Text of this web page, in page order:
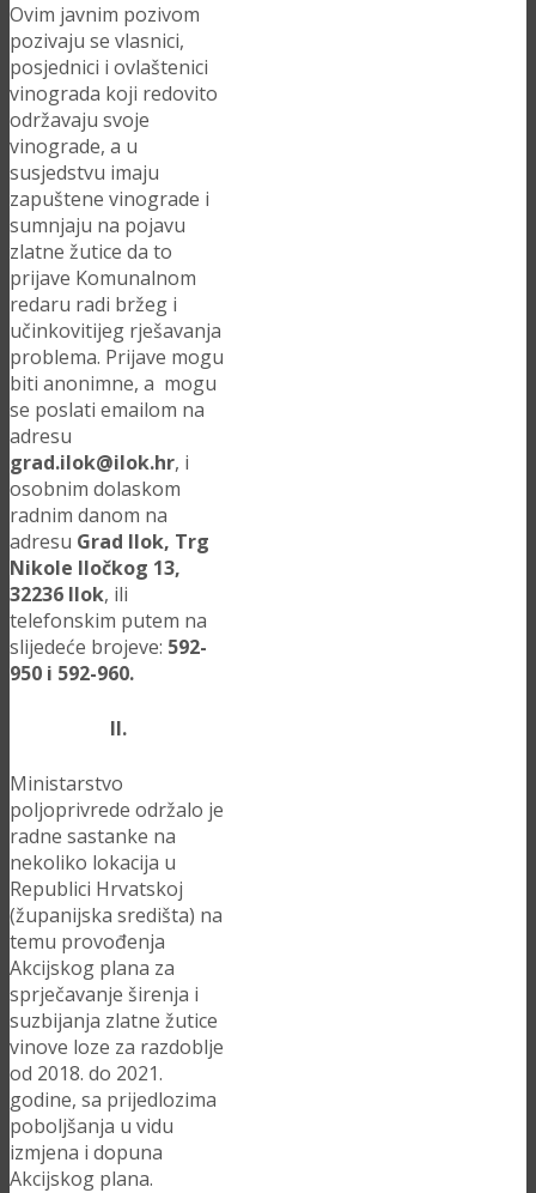
Ovim javnim pozivom
pozivaju se vlasnici,
posjednici i ovlaštenici
vinograda koji redovito
održavaju svoje
vinograde, a u
susjedstvu imaju
zapuštene vinograde i
sumnjaju na pojavu
zlatne žutice da to
prijave Komunalnom
redaru radi bržeg i
učinkovitijeg rješavanja
problema. Prijave mogu
biti anonimne, a mogu
se poslati emailom na
adresu
grad.ilok@ilok.hr, i
osobnim dolaskom
radnim danom na
adresu Grad Ilok, Trg
Nikole Iločkog 13,
32236 Ilok, ili
telefonskim putem na
slijedeće brojeve: 592-
950 i 592-960.
II.
Ministarstvo
poljoprivrede održalo je
radne sastanke na
nekoliko lokacija u
Republici Hrvatskoj
(županijska središta) na
temu provođenja
Akcijskog plana za
sprječavanje širenja i
suzbijanja zlatne žutice
vinove loze za razdoblje
od 2018. do 2021.
godine, sa prijedlozima
poboljšanja u vidu
izmjena i dopuna
Akcijskog plana.